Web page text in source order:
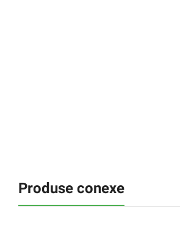
Produse conexe